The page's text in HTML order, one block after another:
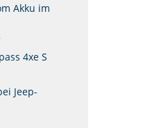
Akku im
4xe S
Jeep-